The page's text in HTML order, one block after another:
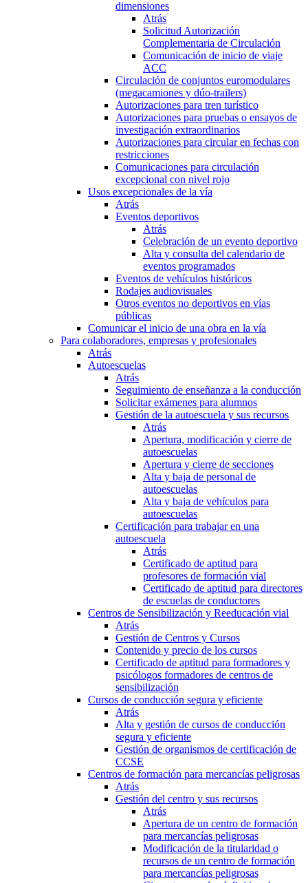
dimensiones
Atrás
Solicitud Autorización
Complementaria de Circulación
Comunicación de inicio de viaje
ACC
Circulación de conjuntos euromodulares
(megacamiones y dúo-trailers)
Autorizaciones para tren turístico
Autorizaciones para pruebas o ensayos de
investigación extraordinarios
Autorizaciones para circular en fechas con
restricciones
Comunicaciones para circulación
excepcional con nivel rojo
Usos excepcionales de la vía
Atrás
Eventos deportivos
Atrás
Celebración de un evento deportivo
Alta y consulta del calendario de
eventos programados
Eventos de vehículos históricos
Rodajes audiovisuales
Otros eventos no deportivos en vías
públicas
Comunicar el inicio de una obra en la vía
Para colaboradores, empresas y profesionales
Atrás
Autoescuelas
Atrás
Seguimiento de enseñanza a la conducción
Solicitar exámenes para alumnos
Gestión de la autoescuela y sus recursos
Atrás
Apertura, modificación y cierre de
autoescuelas
Apertura y cierre de secciones
Alta y baja de personal de
autoescuelas
Alta y baja de vehículos para
autoescuelas
Certificación para trabajar en una
autoescuela
Atrás
Certificado de aptitud para
profesores de formación vial
Certificado de aptitud para directores
de escuelas de conductores
Centros de Sensibilización y Reeducación vial
Atrás
Gestión de Centros y Cursos
Contenido y precio de los cursos
Certificado de aptitud para formadores y
psicólogos formadores de centros de
sensibilización
Cursos de conducción segura y eficiente
Atrás
Alta y gestión de cursos de conducción
segura y eficiente
Gestión de organismos de certificación de
CCSE
Centros de formación para mercancías peligrosas
Atrás
Gestión del centro y sus recursos
Atrás
Apertura de un centro de formación
para mercancías peligrosas
Modificación de la titularidad o
recursos de un centro de formación
para mercancías peligrosas